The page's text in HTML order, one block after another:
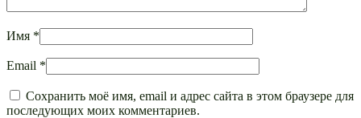
Имя *
Email *
Сохранить моё имя, email и адрес сайта в этом браузере для
последующих моих комментариев.